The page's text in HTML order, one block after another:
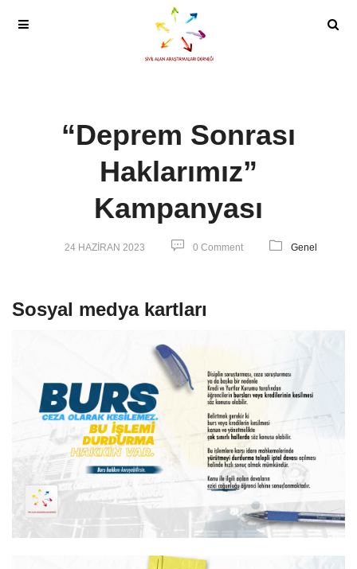
“Deprem Sonrası
Haklarımız”
Kampanyası
24 HAZIRAN 2023 0 Comment Genel
Sosyal medya kartları